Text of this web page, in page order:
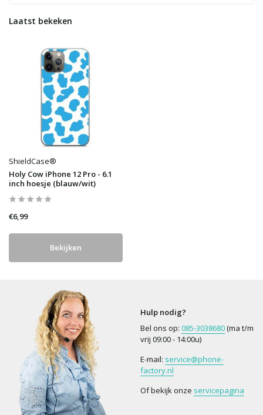
Laatst bekeken
ShieldCase®
Holy Cow iPhone 12 Pro - 6.1
inch hoesje (blauw/wit)
€6,99
Bekijken
Hulp nodig?
Bel ons op: 085-3038680(ma t/m
vrij 09:00 - 14:00u)
E-mail: service@phone-
factory.nl
Of bekijk onze servicepagina